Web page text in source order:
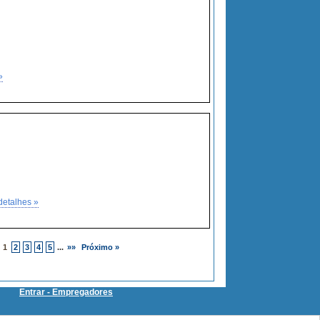
»
1 2 3 4 5 ... »» Próximo »
Entrar - Empregadores